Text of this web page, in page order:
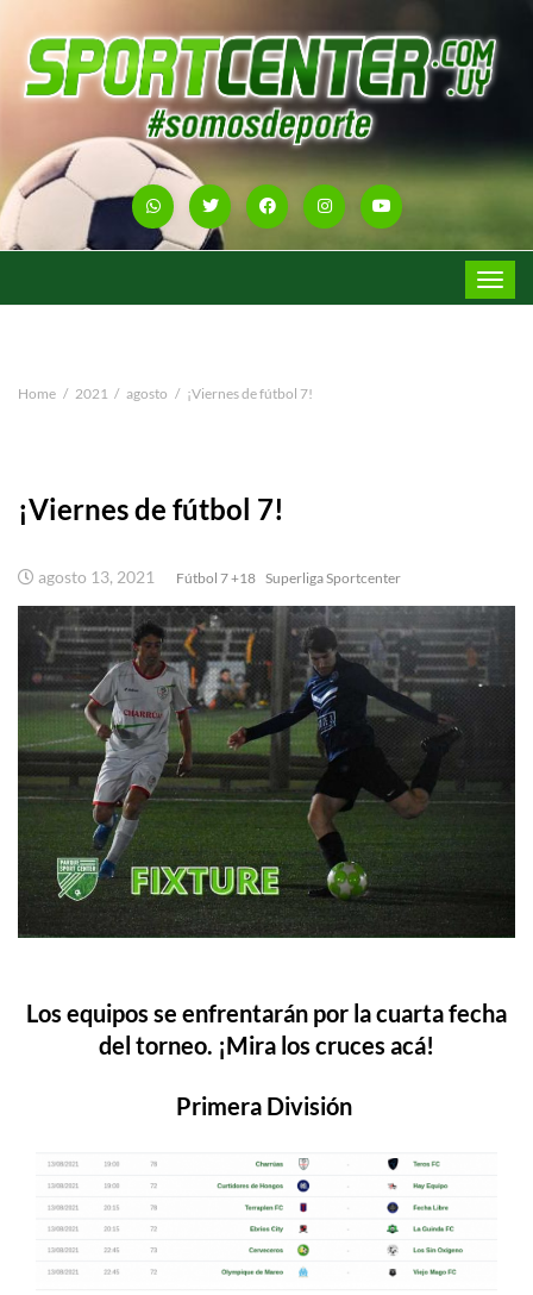
Toggle
Home 2021 agosto ¡Viernes de fútbol 7!
¡Viernes de fútbol 7!
agosto 13, 2021 Fútbol 7 +18 Superliga Sportcenter
Los equipos se enfrentarán por la cuarta fecha
del torneo. ¡Mira los cruces acá!
Primera División